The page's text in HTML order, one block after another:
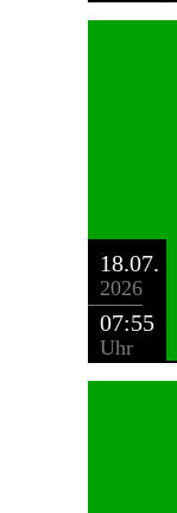
18.07.
2026
07:55
Uhr